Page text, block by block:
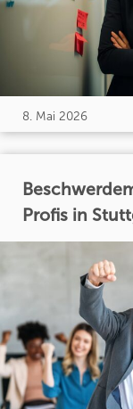
8. Mai 2026
Profis in